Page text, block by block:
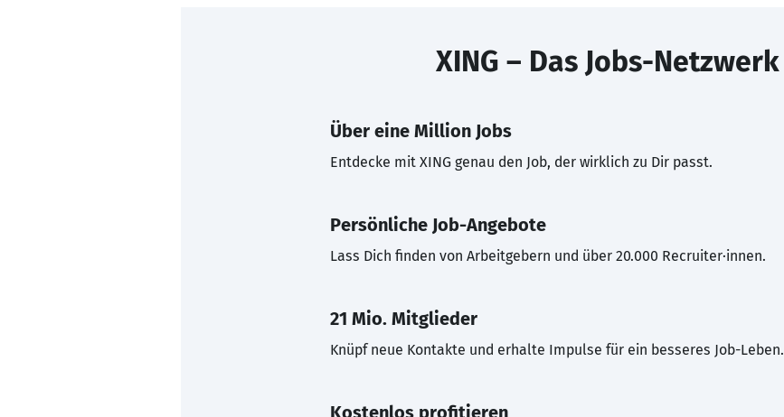
XING – Das Jobs-Netzwerk
Über eine Million Jobs
Entdecke mit XING genau den Job, der wirklich zu Dir passt.
Persönliche Job-Angebote
Lass Dich finden von Arbeitgebern und über 20.000 Recruiter·innen.
21 Mio. Mitglieder
Knüpf neue Kontakte und erhalte Impulse für ein besseres Job-Leben.
Kostenlos profitieren